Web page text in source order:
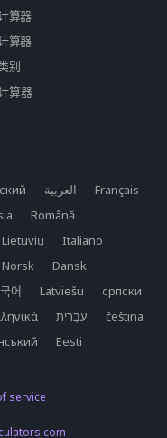
算器
算器
别
算器
العربية
Français
Română
Lietuvių
Italiano
Norsk
Dansk
어 Latviešu
српски
čeština
Eesti
service